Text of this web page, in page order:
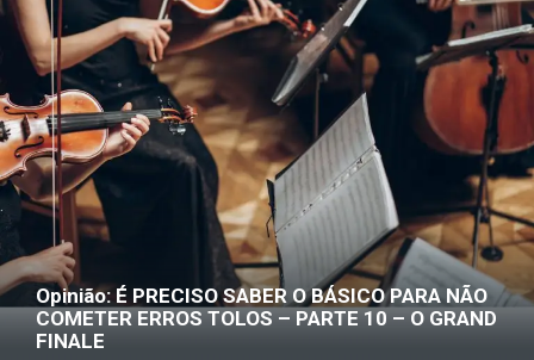
Opinião: É PRECISO SABER O BÁSICO PARA NÃO
COMETER ERROS TOLOS – PARTE 10 – O GRAND
FINALE